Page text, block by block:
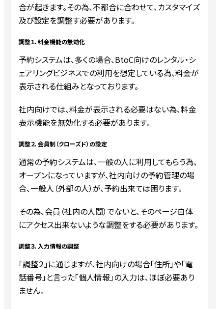
合が起きます。その為、不都合に合わせて、カスタマイズ
及び設定を調整す必要があります。
調整１．料金機能の無効化
予約システムは、多くの場合、BtoC向けのレンタル・シ
ェアリングビジネスでの利用を想定している為、料金が
表示される仕組みとなっております。
社内向けでは、料金が表示される必要はない為、料金
表示機能を無効化する必要があります。
調整２．会員制（クローズド）の設定
通常の予約システムは、一般の人に利用してもらう為、
オープンになっていますが、社内向けの予約管理の場
合、一般人（外部の人）が、予約出来ては困ります。
その為、会員（社内の人間）でないと、そのページ自体
にアクセス出来ないような調整をする必要があります。
調整３．入力情報の調整
「調整２」に通じますが、社内向けの場合「住所」や「電
話番号」と言った「個人情報」の入力は、ほぼ必要あり
ません。